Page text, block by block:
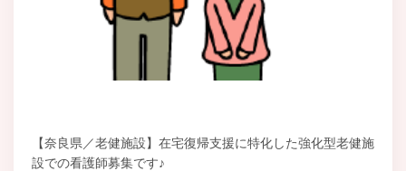
【奈良県／老健施設】在宅復帰支援に特化した強化型老健施
設での看護師募集です♪